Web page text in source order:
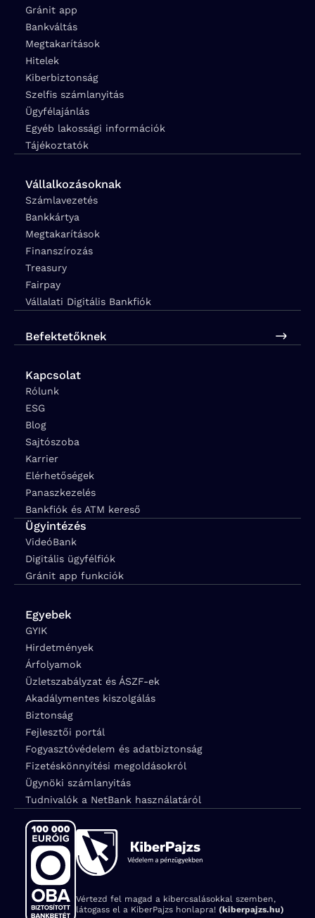
Gránit app
Bankváltás
Megtakarítások
Hitelek
Kiberbiztonság
Szelfis számlanyitás
Ügyfélajánlás
Egyéb lakossági információk
Tájékoztatók
Vállalkozásoknak
Számlavezetés
Bankkártya
Megtakarítások
Finanszírozás
Treasury
Fairpay
Vállalati Digitális Bankfiók
Befektetőknek
Kapcsolat
Rólunk
ESG
Blog
Sajtószoba
Karrier
Elérhetőségek
Panaszkezelés
Bankfiók és ATM kereső
Ügyintézés
VideóBank
Digitális ügyfélfiók
Gránit app funkciók
Egyebek
GYIK
Hirdetmények
Árfolyamok
Üzletszabályzat és ÁSZF-ek
Akadálymentes kiszolgálás
Biztonság
Fejlesztői portál
Fogyasztóvédelem és adatbiztonság
Fizetéskönnyítési megoldásokról
Ügynöki számlanyitás
Tudnivalók a NetBank használatáról
Vértezd fel magad a kibercsalásokkal szemben,
látogass el a KiberPajzs honlapra! (kiberpajzs.hu)